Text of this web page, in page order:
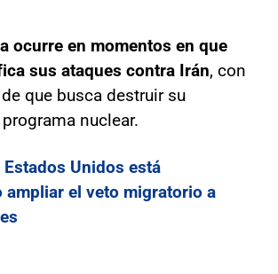
ocurre en momentos en que
sus ataques contra Irán, con
que busca destruir su
nuclear.
Estados Unidos está
ampliar el veto migratorio a